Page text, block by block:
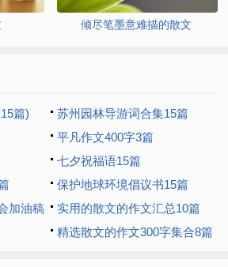
倾尽笔墨意难描的散文
篇)
苏州园林导游词合集15篇
平凡作文400字3篇
七夕祝福语15篇
保护地球环境倡议书15篇
加油稿
实用的散文的作文汇总10篇
精选散文的作文300字集合8篇